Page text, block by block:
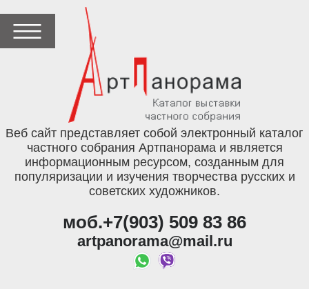
Веб сайт представляет собой электронный каталог
частного собрания Артпанорама и является
информационным ресурсом, созданным для
популяризации и изучения творчества русских и
советских художников.
моб.+7(903) 509 83 86
artpanorama@mail.ru